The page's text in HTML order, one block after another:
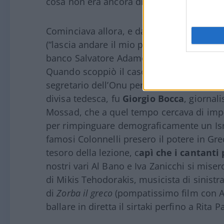
Cominciava allora, e dagli Usa
(“lascia andare il mio popolo” diceva
banco Salvatore Adamo con
Quando scoppiò il caso dell’austriaco
segretario dell’Onu perché qualcuno
divisa tedesca, fu Giorgio Bocca,
Mossad, che a quel tempo cercava di
per rimpinguare demograficamente un
famosi Colonnelli presero il potere in
tesoro della lezione, capì che i cantanti
nostri vari Al Bano e Iva Zanicchi si
di Mikis Tehodorakis, musicista di
diZorba il greco (pompatissimo film con
ballare in diretta il sirtaki perfino a Rita